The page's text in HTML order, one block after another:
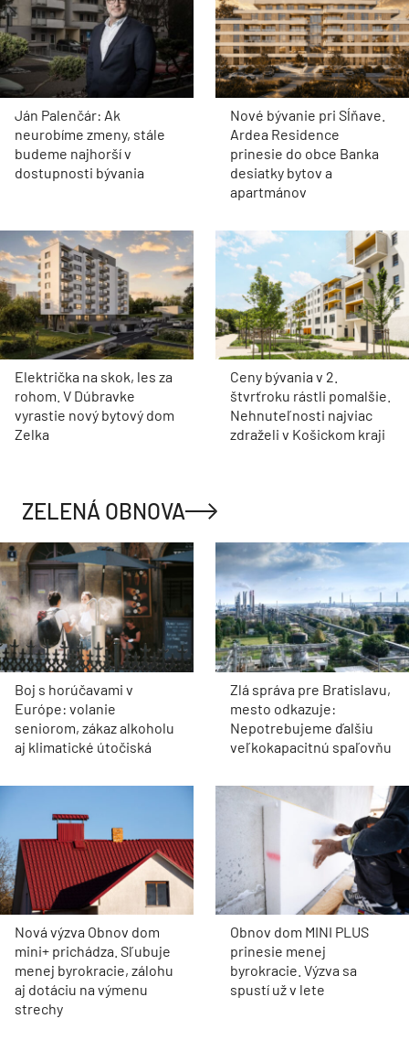
Ján Palenčár: Ak
neurobíme zmeny, stále
budeme najhorší v
dostupnosti bývania
Nové bývanie pri Sĺňave.
Ardea Residence
prinesie do obce Banka
desiatky bytov a
apartmánov
Električka na skok, les za
rohom. V Dúbravke
vyrastie nový bytový dom
Zelka
Ceny bývania v 2.
štvrťroku rástli pomalšie.
Nehnuteľnosti najviac
zdraželi v Košickom kraji
ZELENÁ OBNOVA
Boj s horúčavami v
Európe: volanie
seniorom, zákaz alkoholu
aj klimatické útočiská
Zlá správa pre Bratislavu,
mesto odkazuje:
Nepotrebujeme ďalšiu
veľkokapacitnú spaľovňu
Nová výzva Obnov dom
mini+ prichádza. Sľubuje
menej byrokracie, zálohu
aj dotáciu na výmenu
strechy
Obnov dom MINI PLUS
prinesie menej
byrokracie. Výzva sa
spustí už v lete